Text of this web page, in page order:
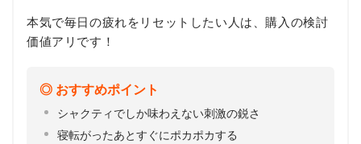
本気で毎日の疲れをリセットしたい人は、購入の検討
価値アリです！
おすすめポイント
シャクティでしか味わえない刺激の鋭さ
寝転がったあとすぐにポカポカする